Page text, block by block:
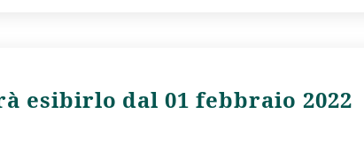
esibirlo dal 01 febbraio 2022